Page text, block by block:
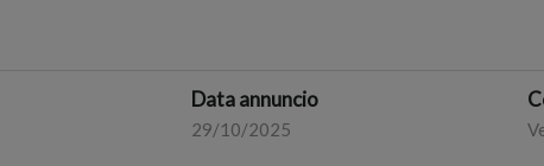
Data annuncio
29/10/2025